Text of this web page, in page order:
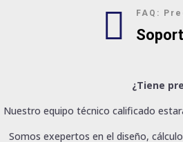
 FAQ:
¿Tiene
Nuestro equipo técnico calificado
Somos exepertos en el diseño,